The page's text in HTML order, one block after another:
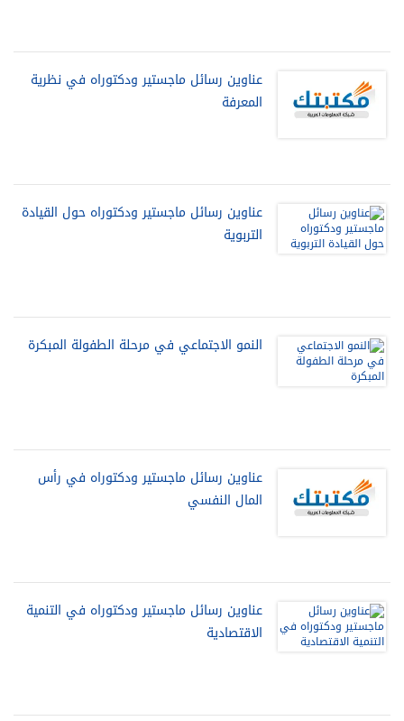
عناوين رسائل ماجستير ودكتوراه في نظرية
المعرفة
عناوين رسائل ماجستير ودكتوراه حول القيادة
التربوية
النمو الاجتماعي في مرحلة الطفولة المبكرة
عناوين رسائل ماجستير ودكتوراه في رأس
المال النفسي
عناوين رسائل ماجستير ودكتوراه في التنمية
الاقتصادية